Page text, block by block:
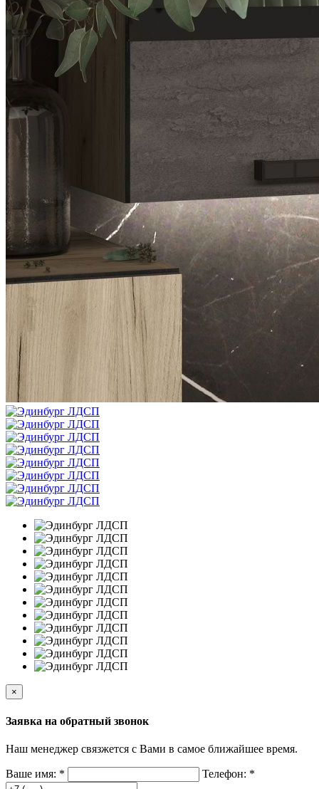
×
Заявка на обратный звонок
Наш менеджер связжется с Вами в самое ближайшее время.
Ваше имя: * Телефон: *